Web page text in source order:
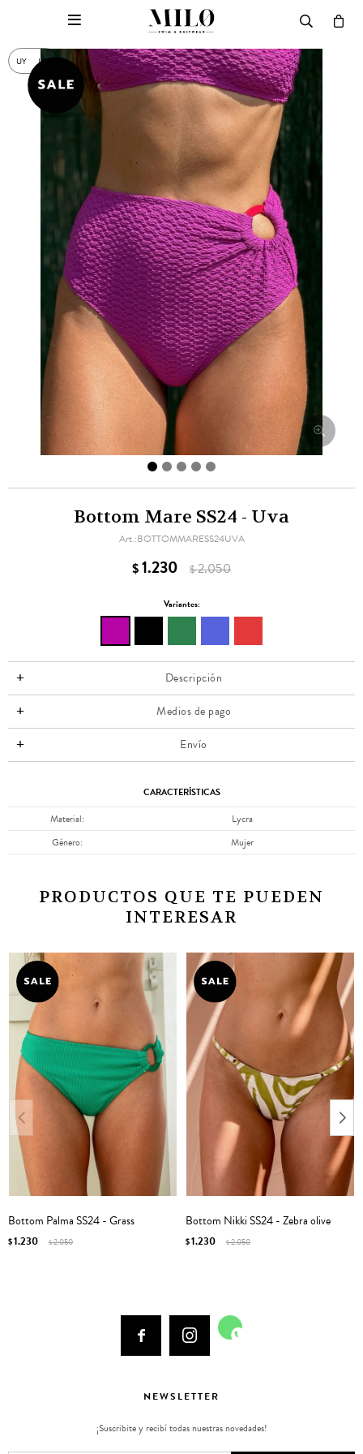
UY USD

Bottom Mare SS24 - Uva
BOTTOMMARESS24UVA
$1.230 $2.050
Variantes:
Descripción
Medios de pago
Envío
CARACTERÍSTICAS
Material
Lycra
Género
Mujer
PRODUCTOS QUE TE PUEDEN
INTERESAR
Bottom Palma SS24 - Grass
$1.230 $2.050
Bottom Nikki SS24 - Zebra olive
$1.230 $2.050
  
NEWSLETTER
¡Suscribite y recibí todas nuestras novedades!